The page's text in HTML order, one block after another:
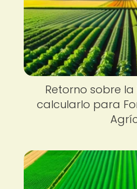
Retorno sobre la
calcularlo para